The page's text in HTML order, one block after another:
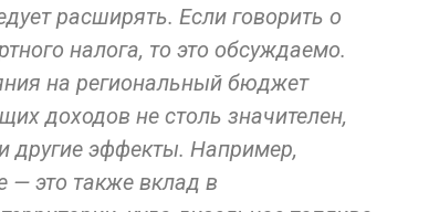
расширять. Если говорить о
налога, то это обсуждаемо.
на региональный бюджет
доходов не столь значителен,
другие эффекты. Например,
— это также вклад в